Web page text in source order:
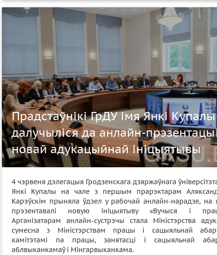
Прадстаўнікі ГрДУ імя Янкі Купалы
далучыліся да анлайн-
новай адукацыйнай ініцыятывы
4 чэрвеня дэлегацыя Гродзенскага дзяржаўнага
Янкі Купалы на чале з першым прарэктарам
Карэўскім прыняла ўдзел у рабочай анлайн-нарадзе, на
прэзентавалі новую ініцыятыву «Вучыся і
Арганізатарам анлайн-сустрэчы стала Міністэрства
сумесна з Міністэрствам працы і сацыяльнай
камітэтамі па працы, занятасці і сацыяльнай
аблвыканкамаў і Мінгарвыканкама.